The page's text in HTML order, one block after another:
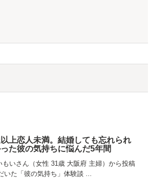
上恋人未満。結婚しても忘れられ
た彼の気持ちに悩んだ5年間
もいさん（女性 31歳 大阪府 主婦）から投稿
いた「彼の気持ち」体験談 ...